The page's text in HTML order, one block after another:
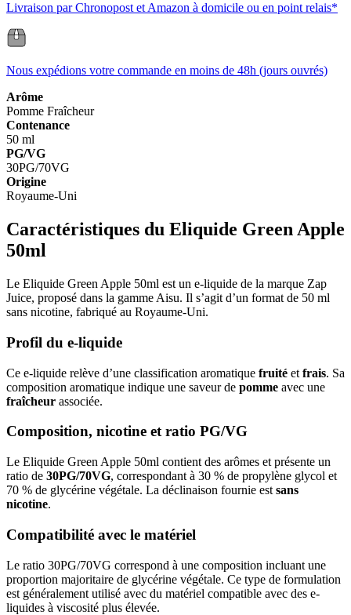
Livraison par Chronopost et Amazon à domicile ou en point relais*
Nous expédions votre commande en moins de 48h (jours ouvrés)
Arôme
Pomme Fraîcheur
Contenance
50 ml
PG/VG
30PG/70VG
Origine
Royaume-Uni
Caractéristiques du Eliquide Green Apple
50ml
Le Eliquide Green Apple 50ml est un e-liquide de la marque Zap
Juice, proposé dans la gamme Aisu. Il s’agit d’un format de 50 ml
sans nicotine, fabriqué au Royaume-Uni.
Profil du e-liquide
Ce e-liquide relève d’une classification aromatique fruité et frais. Sa
composition aromatique indique une saveur de pomme avec une
fraîcheur associée.
Composition, nicotine et ratio PG/VG
Le Eliquide Green Apple 50ml contient des arômes et présente un
ratio de 30PG/70VG, correspondant à 30 % de propylène glycol et
70 % de glycérine végétale. La déclinaison fournie est sans
nicotine.
Compatibilité avec le matériel
Le ratio 30PG/70VG correspond à une composition incluant une
proportion majoritaire de glycérine végétale. Ce type de formulation
est généralement utilisé avec du matériel compatible avec des e-
liquides à viscosité plus élevée.